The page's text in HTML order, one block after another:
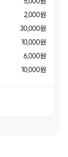
2,000 원
30,000 원
10,000 원
6,000 원
10,000 원